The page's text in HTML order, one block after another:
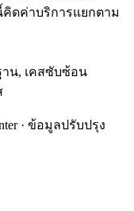
ดค่าบริการแยกตาม
าน, เคสซับซ้อน
· ข้อมูลปรับปรุง